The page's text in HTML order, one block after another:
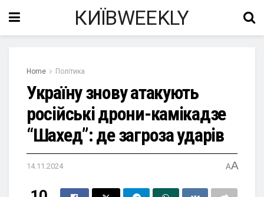
КИЇВWEEKLY
Home Політика
Україну знову атакують
російські дрони-камікадзе
“Шахед”: де загроза ударів
14.11.2024 AA